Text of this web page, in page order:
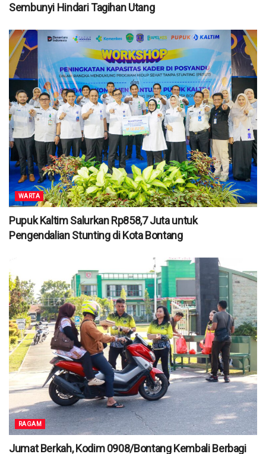
Sembunyi Hindari Tagihan Utang
WARTA
Pupuk Kaltim Salurkan Rp858,7 Juta untuk
Pengendalian Stunting di Kota Bontang
RAGAM
Jumat Berkah, Kodim 0908/Bontang Kembali Berbagi